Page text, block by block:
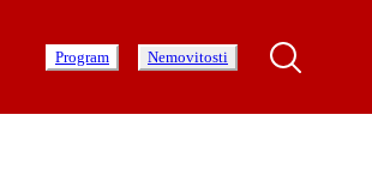
Program Nemovitosti